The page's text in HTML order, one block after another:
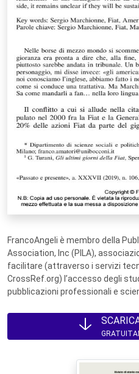
FrancoAngeli è membro della
Association, Inc (PILA),
facilitare (attraverso i servizi
CrossRef.org) l’accesso degli
pubblicazioni professionali e